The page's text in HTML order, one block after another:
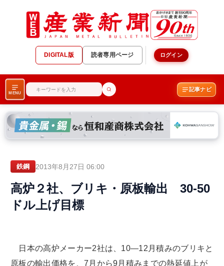
DIGITAL版 読者専用ページ ログイン
MENU
記事ナビ
鉄鋼 2013年8月27日 06:00
高炉２社、ブリキ・原板輸出 30-50
ドル上げ目標
日本の高炉メーカー2社は、10―12月積みのブリキと
原板の輸出価格を、7月から9月積みまでの熱延値上が